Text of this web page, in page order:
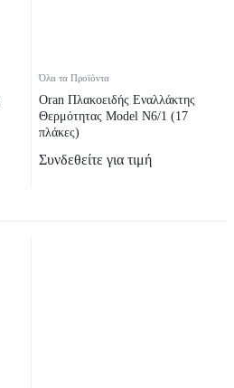
Όλα τα Προϊόντα
Oran Πλακοειδής Εναλλάκτης
Θερμότητας Model N6/1 (17
πλάκες)
Συνδεθείτε για τιμή